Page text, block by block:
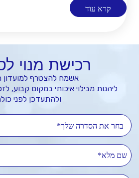
קרא עוד
רכישת מנוי
אשמח להצטרף למועדון
ליהנות מבילוי איכותי במקום קבוע,
ולהתעדכן לפני
בחר את הסדרה שלך*